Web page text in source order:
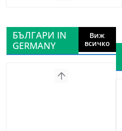
БЪЛГАРИ IN
GERMANY
Виж
всичко